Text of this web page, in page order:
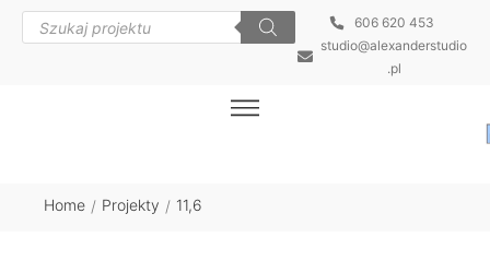
606 620 453
studio@alexanderstudio
.pl
Home / Projekty / 11,6